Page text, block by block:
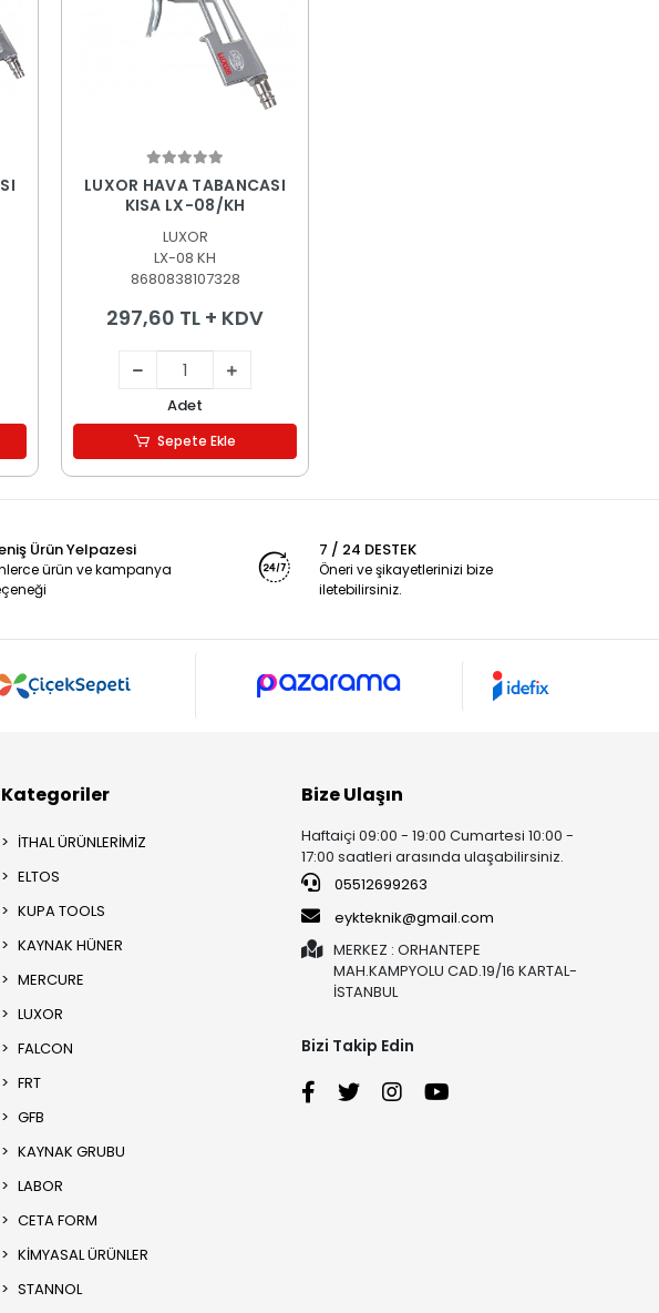
LUXOR HAVA TABANCASI
KISA LX-08/KH
LUXOR
LX-08 KH
8680838107328
297,60 TL + KDV
Adet
Sepete Ekle
Ürün Yelpazesi
ürün ve kampanya
7 / 24 DESTEK
Öneri ve şikayetlerinizi bize
iletebilirsiniz.
Kategoriler
İTHAL ÜRÜNLERİMİZ
ELTOS
KUPA TOOLS
KAYNAK HÜNER
MERCURE
LUXOR
FALCON
FRT
GFB
KAYNAK GRUBU
LABOR
CETA FORM
KİMYASAL ÜRÜNLER
STANNOL
Bize Ulaşın
Haftaiçi 09:00 - 19:00 Cumartesi 10:00 -
17:00 saatleri arasında ulaşabilirsiniz.
05512699263
eykteknik@gmail.com
MERKEZ : ORHANTEPE
MAH.KAMPYOLU CAD.19/16 KARTAL-
İSTANBUL
Bizi Takip Edin